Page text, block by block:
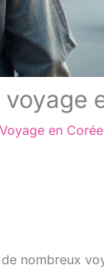
Voyage en Corée
nombreux